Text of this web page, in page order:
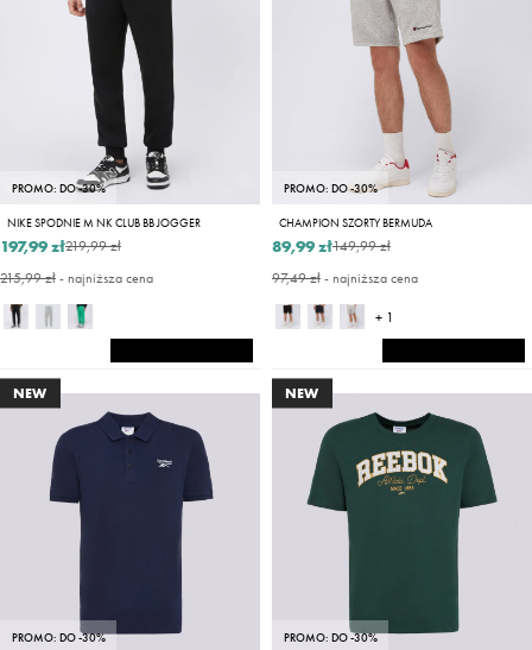
PROMO: DO -30%
NIKE SPODNIE M NK CLUB BB JOGGER
219,99 zł
197,99 zł
215,99 zł- najniższa cena
PROMO: DO -30%
CHAMPION SZORTY BERMUDA
149,99 zł
89,99 zł
97,49 zł- najniższa cena
+ 1
NEW
PROMO: DO -30%
NEW
PROMO: DO -30%